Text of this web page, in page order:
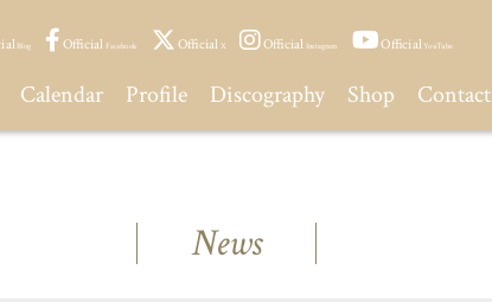
Blog Official Facebook Official X Official Instagram OfficialYouTube
Calendar Profile Discography Shop Contact
News